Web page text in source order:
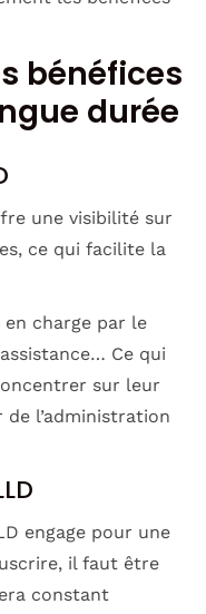
bénéfices
durée
une visibilité sur
ce qui facilite la
charge par le
Ce qui
sur leur
l’administration
engage pour une
il faut être
constant